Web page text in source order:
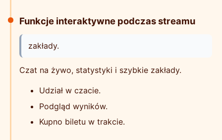
Funkcje interaktywne podczas streamu
zakłady.
Czat na żywo, statystyki i szybkie zakłady.
Udział w czacie.
Podgląd wyników.
Kupno biletu w trakcie.